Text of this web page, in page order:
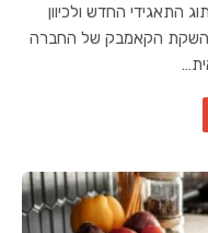
התאגידי החדש ולכיוון
להשקת הקאמבק של החברה